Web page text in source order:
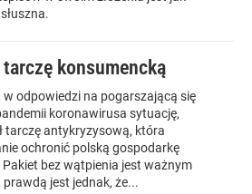
tarczę konsumencką
w odpowiedzi na pogarszającą się
koronawirusa sytuację,
tarczę antykryzysową, która
ochronić polską gospodarkę
bez wątpienia jest ważnym
prawdą jest jednak, że...